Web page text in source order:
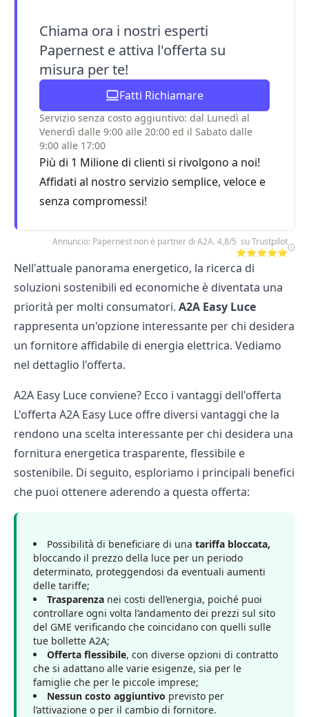
Chiama ora i nostri esperti
Papernest e attiva l'offerta su
misura per te!
Fatti Richiamare
Servizio senza costo aggiuntivo: dal Lunedì al
Venerdì dalle 9:00 alle 20:00 ed il Sabato dalle
9:00 alle 17:00
Più di 1 Milione di clienti si rivolgono a noi!
Affidati al nostro servizio semplice, veloce e
senza compromessi!
Annuncio: Papernest non è partner di A2A. 4,8/5 su Trustpilot
⭐⭐⭐⭐⭐
Nell'attuale panorama energetico, la ricerca di
soluzioni sostenibili ed economiche è diventata una
priorità per molti consumatori. A2A Easy Luce
rappresenta un'opzione interessante per chi desidera
un fornitore affidabile di energia elettrica. Vediamo
nel dettaglio l'offerta.
A2A Easy Luce conviene? Ecco i vantaggi dell'offerta
L'offerta A2A Easy Luce offre diversi vantaggi che la
rendono una scelta interessante per chi desidera una
fornitura energetica trasparente, flessibile e
sostenibile. Di seguito, esploriamo i principali benefici
che puoi ottenere aderendo a questa offerta:
Possibilità di beneficiare di una tariffa bloccata,
bloccando il prezzo della luce per un periodo
determinato, proteggendosi da eventuali aumenti
delle tariffe;
Trasparenza nei costi dell’energia, poiché puoi
controllare ogni volta l’andamento dei prezzi sul sito
del GME verificando che coincidano con quelli sulle
tue bollette A2A;
Offerta flessibile, con diverse opzioni di contratto
che si adattano alle varie esigenze, sia per le
famiglie che per le piccole imprese;
Nessun costo aggiuntivo previsto per
l’attivazione o per il cambio di fornitore.